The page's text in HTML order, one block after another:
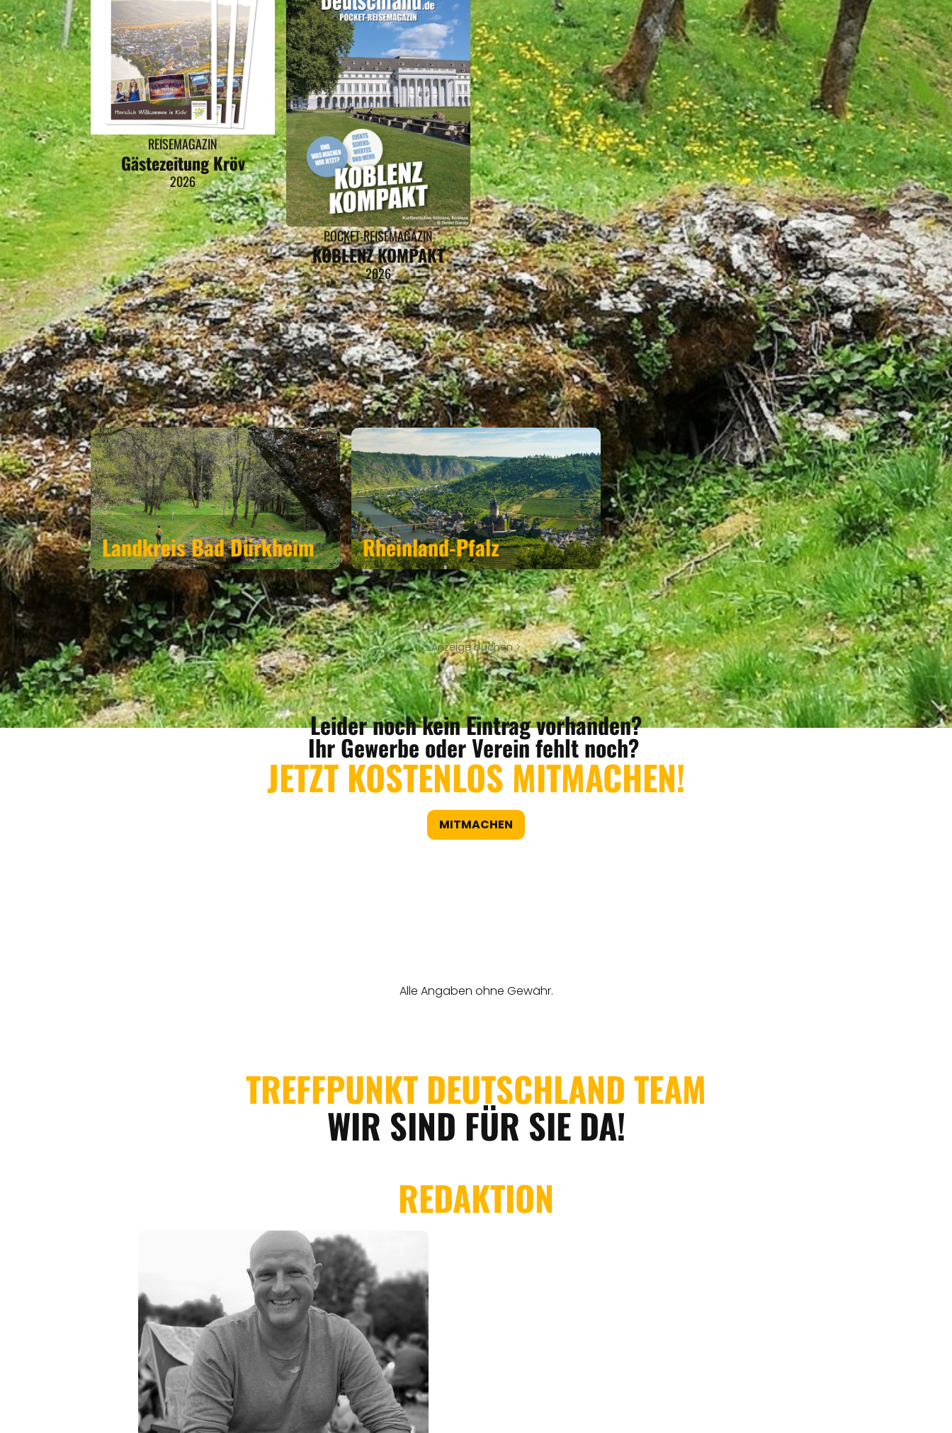
REISEMAGAZIN
Gästezeitung Kröv
2026
POCKET-REISEMAGAZIN
KOBLENZ KOMPAKT
2026
LAMBRECHT (PFALZ) GEHÖRT ZU DEN REGIONEN
Landkreis Bad Dürkheim Rheinland-Pfalz
Anzeige buchen >
Leider noch kein Eintrag vorhanden?
Ihr Gewerbe oder Verein fehlt noch?
JETZT KOSTENLOS MITMACHEN!
MITMACHEN